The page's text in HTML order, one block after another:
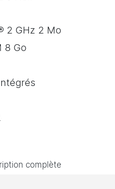
2 GHz 2 Mo
8 Go
complète